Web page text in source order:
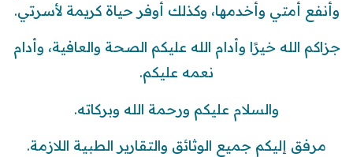
وأنفع أمتي وأخدمها، وكذلك أوفر حياة كريمة لأسرتي.
جزاكم الله خيرًا وأدام الله عليكم الصحة والعافية، وأدام
نعمه عليكم.
والسلام عليكم ورحمة الله وبركاته.
مرفق إليكم جميع الوثائق والتقارير الطبية اللازمة.